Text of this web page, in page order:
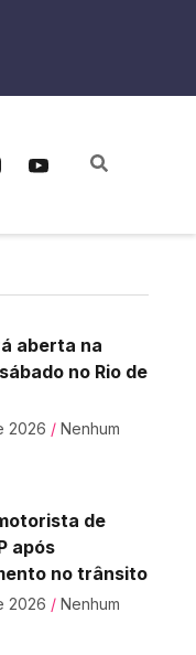
aberta na
no Rio de
2026 Nenhum
de
após
no trânsito
2026 Nenhum